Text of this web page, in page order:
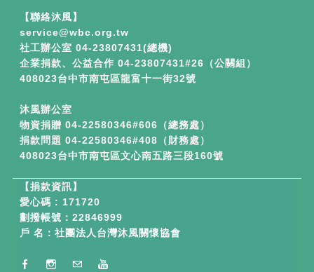
【聯絡沐風】
service​@wbc.org.tw
社工辦公室 04-23807431(總機)
企業捐款、公益合作 04-23807431#26（公關組）
408023台中市南屯區龍富十一街32號
沐風辦公室
物資捐贈 04-22580346#606（總務處）
捐款問題 04-22580346#408（財務處）
408023台中市南屯區文心南五路三段160號
【捐款資訊】
愛心碼 : 171720
劃撥帳號：22846999
戶 名：社團法人台灣沐風關懷協會